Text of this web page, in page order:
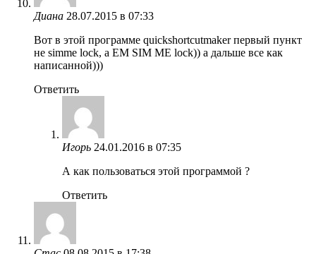
Диана 28.07.2015 в 07:33
Вот в этой программе quickshortcutmaker первый пункт
не simme lock, а EM SIM ME lock)) а дальше все как
написанной)))
Ответить
Игорь 24.01.2016 в 07:35
А как пользоваться этой программой ?
Ответить